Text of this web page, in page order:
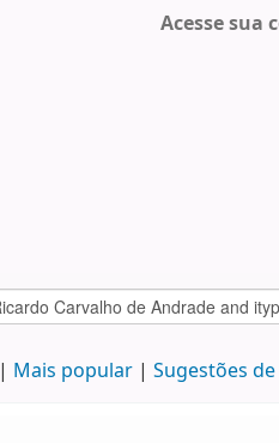
Acesse sua
Mais popular Sugestões